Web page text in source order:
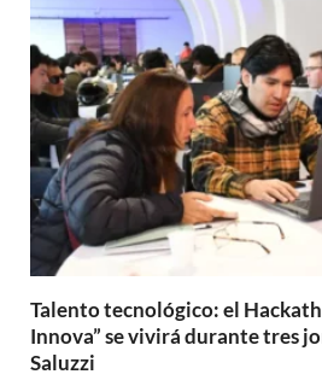
Talento tecnológico: el
Innova” se vivirá durante tres
Saluzzi